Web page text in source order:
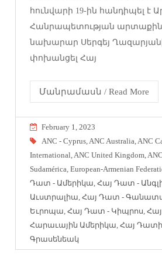
հունվարի 19-ին հանդիպել է
Հանրապետության արտաքին
նախարար Սերգեյ
փոխանցել Հայ
Մանրամասն / Read More
February 1, 2023
ANC - Cyprus ANC Australia ANC
International ANC United Kingdom
Sudamérica ,European-Armenian
Դատ - Ամերիկա ,Հայ Դատ -
Աւստրալիա ,Հայ Դատ -
Եւրոպա ,Հայ Դատ - Կիպրոս ,
Հարաւային Ամերիկա ,Հայ
Գրասենեակ